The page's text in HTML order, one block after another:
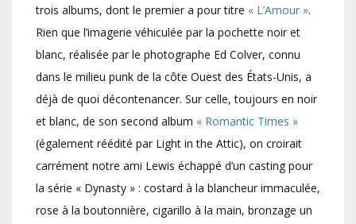
trois albums, dont le premier a pour titre « L’Amour ».
Rien que l’imagerie véhiculée par la pochette noir et
blanc, réalisée par le photographe Ed Colver, connu
dans le milieu punk de la côte Ouest des États-Unis, a
déjà de quoi décontenancer. Sur celle, toujours en noir
et blanc, de son second album « Romantic Times »
(également réédité par Light in the Attic), on croirait
carrément notre ami Lewis échappé d’un casting pour
la série « Dynasty » : costard à la blancheur immaculée,
rose à la boutonnière, cigarillo à la main, bronzage un